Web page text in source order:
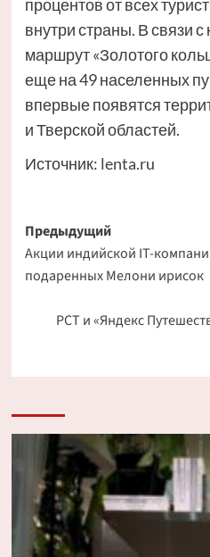
процентов от всех
внутри страны. В связи с
маршрут «Золотого
еще на 49 населенных
впервые появятся
и Тверской областей.
Источник: lenta.ru
Навигация
записи
Предыдущий
Акции индийской IT-
подаренных Мелони ирисок
РСТ и «Яндекс